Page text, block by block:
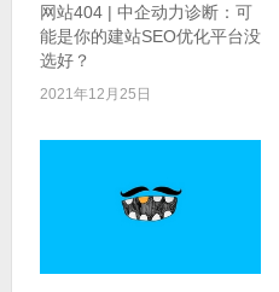
网站404 | 中企动力诊断：可
能是你的建站SEO优化平台没
选好？
2021年12月25日